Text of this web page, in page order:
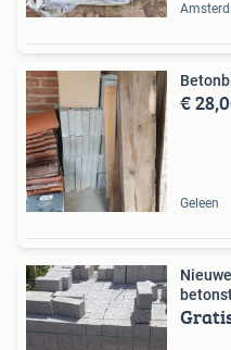
€
Geleen